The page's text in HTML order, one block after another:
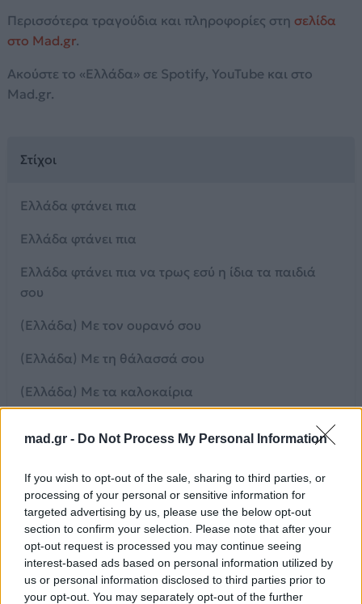
mad.gr - Do Not Process My Personal Information
If you wish to opt-out of the sale, sharing to third parties, or
processing of your personal or sensitive information for
targeted advertising by us, please use the below opt-out
section to confirm your selection. Please note that after your
opt-out request is processed you may continue seeing
interest-based ads based on personal information utilized by
us or personal information disclosed to third parties prior to
your opt-out. You may separately opt-out of the further
Περισσότερα τραγούδια και πληροφορίες στη σελίδα
στο Mad.gr.
Ακούστε το «Ελλάδα» σε Spotify, YouTube και στο
Mad.gr.
Στίχοι
Ελλάδα φτάνει πια
Ελλάδα φτάνει πια
Ελλάδα φτάνει πια να τρως εσύ η ίδια τα παιδιά
σου
(Ελλάδα) Με τον ουρανό σου
(Ελλάδα) Με τη θάλασσά σου
(Ελλάδα) Με τα καλοκαίρια
(Ελλάδα) Με τη λεβεντιά σου
(Ελλάδα) Μ’ όλους τους θεούς σου
(Ελλάδα) Με την ανθρωπιά σου
Με διώχνεις μακριά σου